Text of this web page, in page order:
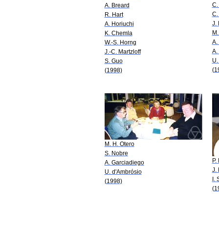
A. Breard
R. Hart
A. Horiuchi
K. Chemla
W.-S. Horng
J.-C. Martzloff
S. Guo
(1998)
J.
A.
A.
M. H. Otero
S. Nobre
A. Garciadiego
U. d'Ambrósio
(1998)
P.
J.
I.